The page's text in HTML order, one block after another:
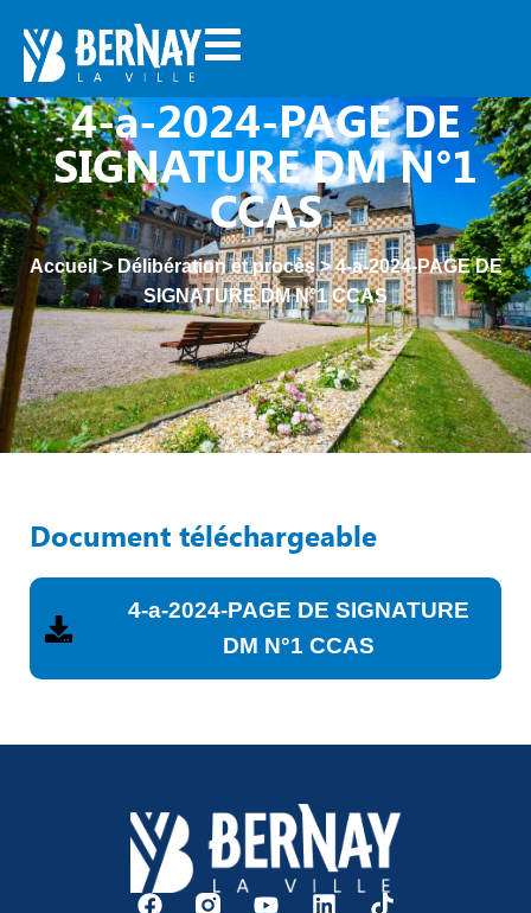
4-a-2024-PAGE DE
SIGNATURE DM N°1
CCAS
Accueil>Délibération et procès>4-a-2024-PAGE DE
SIGNATURE DM N°1 CCAS
Document téléchargeable
4-a-2024-PAGE DE SIGNATURE
DM N°1 CCAS